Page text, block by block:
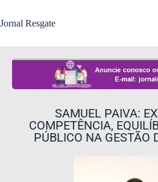
Jornal Resgate
SAMUEL PAIVA:
COMPETÊNCIA,
PÚBLICO NA GESTÃO